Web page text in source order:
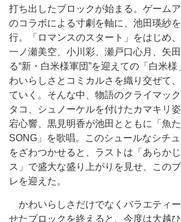
打ち出したブロックが始まる。ゲーム
のコラボによる寸劇を軸に、池田瑛紗
行。「ロマンスのスタート」をはじめ
一ノ瀬美空、小川彩、瀬戸口心月、矢
る“新・白米様軍団”を迎えての「白米
わいらしさとコミカルさを織り交ぜて
ていく。そんな中、物語のクライマック
タコ、シュノーケルを付けたカマキリ
宕心響、黒見明香が池田とともに「魚
SONG」を歌唱。このシュールなシチ
をざわつかせると、ラストは「あらか
ス」で盛大な盛り上がりを見せ、この
レを迎えた。
かわいらしさだけでなくバラエティ
せたブロックを終えると、今度は大越